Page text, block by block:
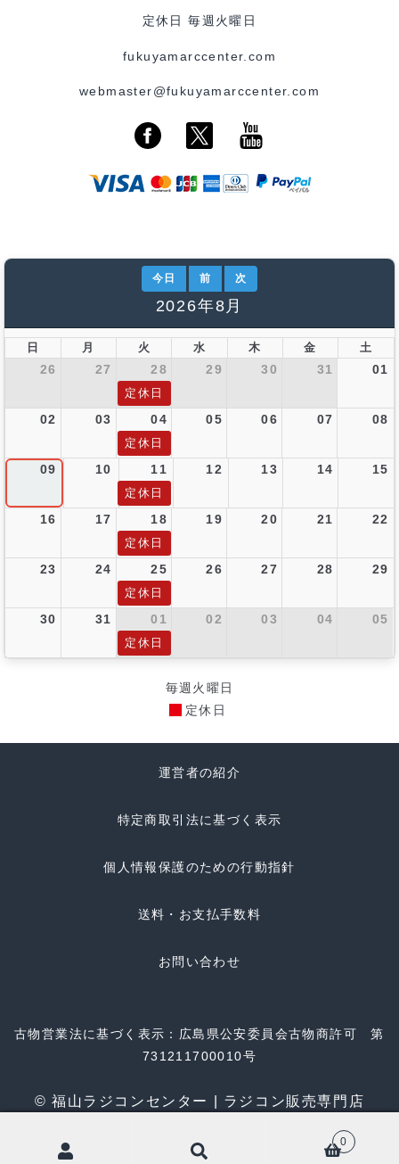
定休日 毎週火曜日
fukuyamarccenter.com
webmaster@fukuyamarccenter.com
今日 前 次
2026年8月
日 月 火 水 木 金 土
26 27 28 29 30 31 01
定休日
02 03 04 05 06 07 08
定休日
09 10 11 12 13 14 15
定休日
16 17 18 19 20 21 22
定休日
23 24 25 26 27 28 29
定休日
30 31 01 02 03 04 05
定休日
毎週火曜日
定休日
運営者の紹介
特定商取引法に基づく表示
個人情報保護のための行動指針
送料・お支払手数料
お問い合わせ
古物営業法に基づく表示：広島県公安委員会古物商許可 第
731211700010号
© 福山ラジコンセンター | ラジコン販売専門店
0